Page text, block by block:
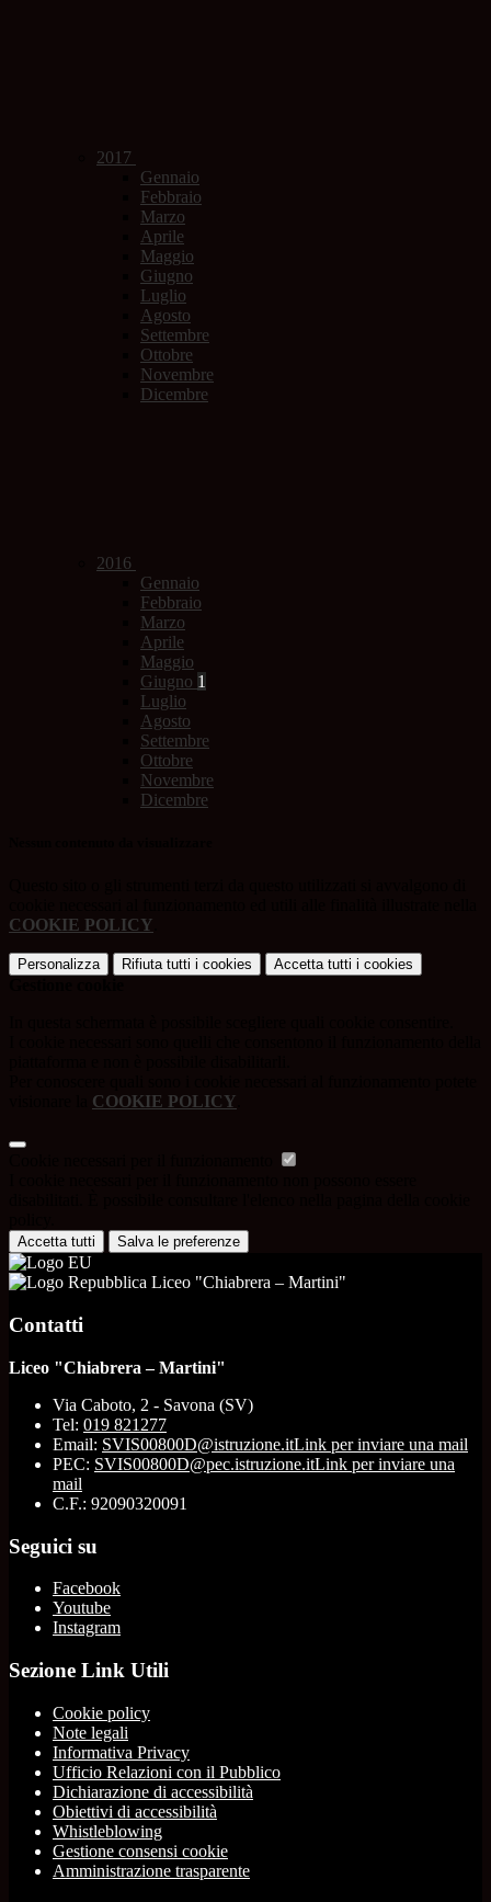
2017
Gennaio
Febbraio
Marzo
Aprile
Maggio
Giugno
Luglio
Agosto
Settembre
Ottobre
Novembre
Dicembre
2016
Gennaio
Febbraio
Marzo
Aprile
Maggio
Giugno 1
Luglio
Agosto
Settembre
Ottobre
Novembre
Dicembre
COOKIE POLICY
Personalizza Rifiuta tutti i cookies Accetta tutti i cookies
COOKIE POLICY
Accetta tutti Salva le preferenze
Liceo "Chiabrera – Martini"
Contatti
Liceo "Chiabrera – Martini"
Via Caboto, 2 - Savona (SV)
Tel: 019 821277
Email: SVIS00800D@istruzione.itLink per inviare una mail
PEC: SVIS00800D@pec.istruzione.itLink per inviare una
mail
C.F.: 92090320091
Seguici su
Facebook
Youtube
Instagram
Sezione Link Utili
Cookie policy
Note legali
Informativa Privacy
Ufficio Relazioni con il Pubblico
Dichiarazione di accessibilità
Obiettivi di accessibilità
Whistleblowing
Gestione consensi cookie
Amministrazione trasparente